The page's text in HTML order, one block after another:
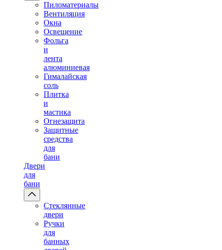
Пиломатериалы
Вентиляция
Окна
Освещение
Фольга
и
лента
алюминиевая
Гималайская
соль
Плитка
и
мастика
Огнезащита
Защитные
средства
для
бани
Двери
для
бани
Стеклянные
двери
Ручки
для
банных